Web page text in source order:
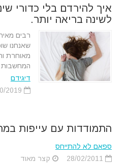
איך להירדם בלי כדורי
לשינה בריאה יותר.
רבים
שאנחנו
מאוחרת
המחשבות
דיגידם
התמודדות עם עייפות
ספאם לא להתייחס
קצר מאוד